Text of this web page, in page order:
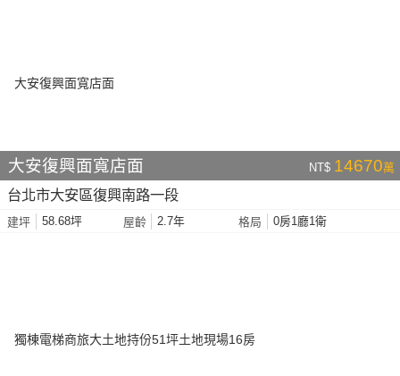
大安復興面寬店面 NT$ 14670萬
台北市大安區復興南路一段
建坪 58.68坪 屋齡 2.7年 格局 0房1廳1衛